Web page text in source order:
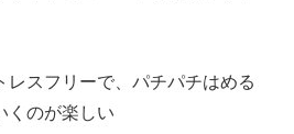
レスフリーで、パチパチはめる
くのが楽しい